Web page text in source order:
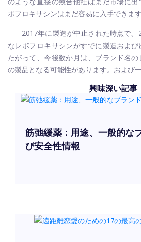
ボフロキサシンはまだ容易に入手できます
2017年に製造が中止された時点で
なレボフロキサシンがすでに製造およ
たがって、今後数か月は、ブランド名
の製品となる可能性があります。および
興味深い記事
筋弛緩薬：用途、一般的な
び安全性情報